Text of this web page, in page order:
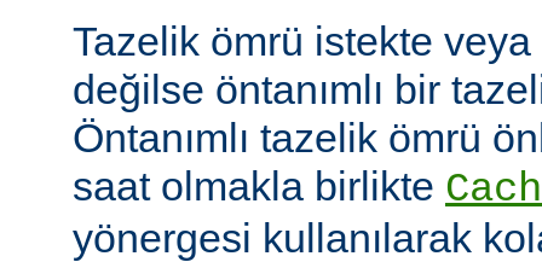
Tazelik ömrü istekte veya
değilse öntanımlı bir
Öntanımlı tazelik ömrü
saat olmakla birlikte
yönergesi kullanılarak